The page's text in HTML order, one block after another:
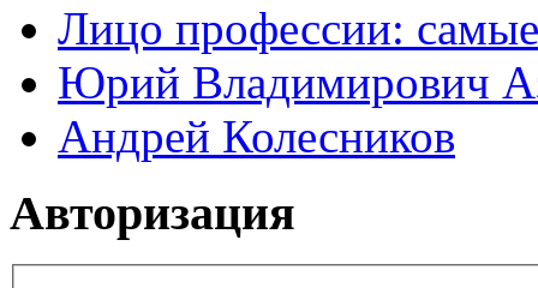
Лицо профессии:
Юрий Владимирович
Андрей Колесников
Авторизация